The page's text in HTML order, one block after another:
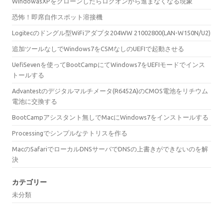
恐怖！即席自作スポット溶接機
Logitecのドングル型WiFiアダプタ204WW 21002800(LAN-W150N/U2)
追加ツールなしでWindows7をCSMなしのUEFIで起動させる
UefiSevenを使ってBootCampにてWindows7をUEFIモードでインス
トールする
Advantestのデジタルマルチメータ(R6452A)のCMOS電池をリチウム
電池に交換する
BootCampアシスタント無しでMacにWindows7をインストールする
Processingでシンプルなテトリスを作る
MacのSafariでローカルDNSサーバでDNSの上書きができないのを解
決
カテゴリー
未分類